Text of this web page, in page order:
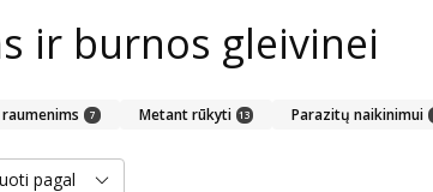
ir burnos gleivinei
7 Metant rūkyti 13 Parazitų naikinimui
pagal